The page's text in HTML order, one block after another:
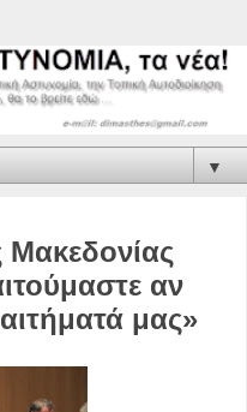
▼
Μακεδονίας
αν
μας»